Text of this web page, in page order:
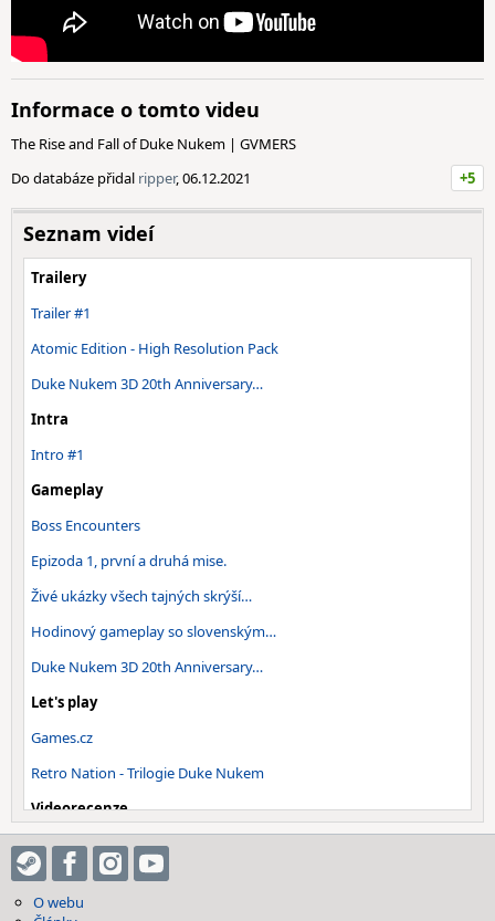
Informace o tomto videu
The Rise and Fall of Duke Nukem | GVMERS
Do databáze přidal ripper, 06.12.2021 +5
Seznam videí
Trailery
Trailer #1
Atomic Edition - High Resolution Pack
Duke Nukem 3D 20th Anniversary…
Intra
Intro #1
Gameplay
Boss Encounters
Epizoda 1, první a druhá mise.
Živé ukázky všech tajných skrýší…
Hodinový gameplay so slovenským…
Duke Nukem 3D 20th Anniversary…
Let's play
Games.cz
Retro Nation - Trilogie Duke Nukem
Videorecenze
Videorecenze webu GGBeyond.com
Gggmanlives recenze + Duke Nukem Forever
RetroGamer.biz (10/10)
O webu